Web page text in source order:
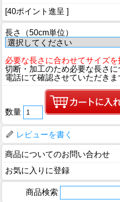
[40ポイント進呈 ]
長さ（50cm単位）
必要な長さに合わせてサイズを
切断・加工のため必要な長さ
電話にて確認させていただきま
数量
レビューを書く
商品についてのお問い合わせ
お気に入りに登録
商品検索